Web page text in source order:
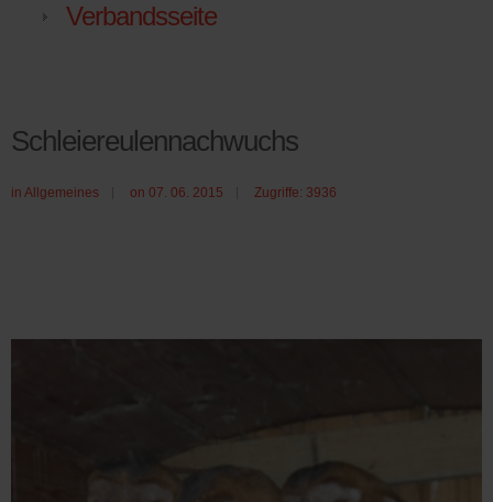
Verbandsseite
Schleiereulennachwuchs
in Allgemeines on 07. 06. 2015 Zugriffe: 3936